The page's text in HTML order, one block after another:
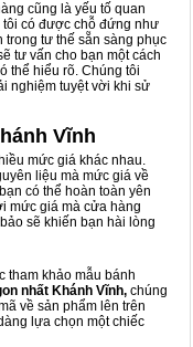
cũng là yếu tố quan
tôi có được chỗ đứng như
trong tư thế sẵn sàng phục
tư vấn cho bạn một cách
thể hiểu rõ. Chúng tôi
nghiệm tuyệt vời khi sử
Vĩnh
mức giá khác nhau.
liệu mà mức giá về
có thể hoàn toàn yên
mức giá mà cửa hàng
sẽ khiến bạn hài lòng
tham khảo mẫu bánh
nhất Khánh Vĩnh, chúng
về sản phẩm lên trên
lựa chọn một chiếc